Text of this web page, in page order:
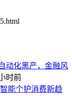
动化黑产，金融风
时前
能个护消费新趋